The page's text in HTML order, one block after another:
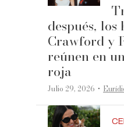
después,
Crawford y
reúnen en
roja
Julio 29, 2026 ·